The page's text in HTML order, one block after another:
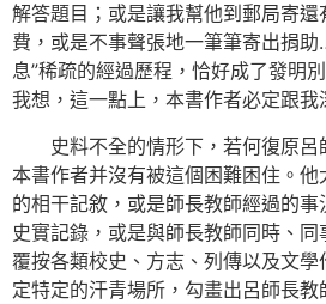
解答題目；或是讓我幫他到郵局寄還
費，或是不事聲張地一筆筆寄出捐
息”稀疏的經過歷程，恰好成了發明
我想，這一點上，本書作者必定跟我
史料不全的情形下，若何復原呂
本書作者并沒有被這個困難困住。
的相干記敘，或是師長教師經過的
史實記錄，或是與師長教師同時、
覆按各類校史、方志、列傳以及文
定特定的汗青場所，勾畫出呂師長